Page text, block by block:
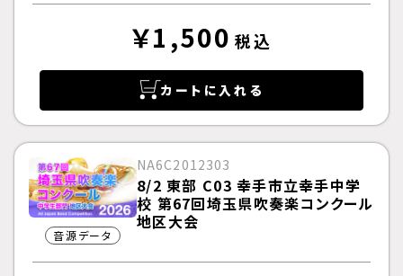
￥1,500 税込
カートに入れる
音源データ
NA6C2012303
8/2 東部 C03 幸手市立幸手中学
校 第67回埼玉県吹奏楽コンクール
地区大会